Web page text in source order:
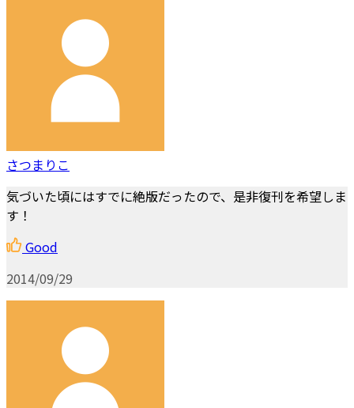
さつまりこ
気づいた頃にはすでに絶版だったので、是非復刊を希望しま
す！
Good
2014/09/29